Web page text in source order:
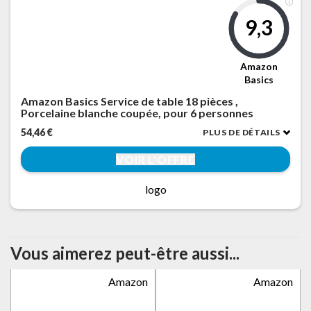
9,3
Amazon
Basics
Amazon Basics Service de table 18 pièces ,
Porcelaine blanche coupée, pour 6 personnes
54,46 € PLUS DE DÉTAILS
logo
Vous aimerez peut-être aussi...
Amazon Amazon